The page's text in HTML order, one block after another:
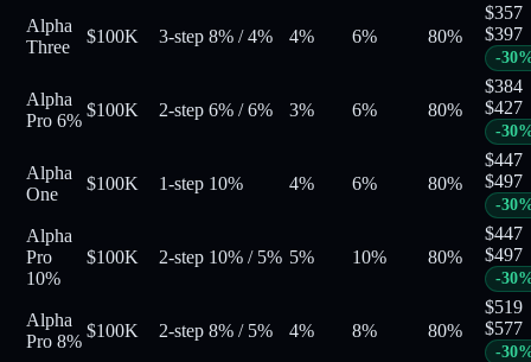
Alpha
Three
$100K 3-step 8% /4% 4% 6% 80%
$357
$397
-30
Alpha
Pro 6%
$100K 2-step 6% /6% 3% 6% 80%
$384
$427
-30
Alpha
One
$100K 1-step 10% 4% 6% 80%
$447
$497
-30
Alpha
Pro
10%
$100K 2-step 10% / 5% 5% 10% 80%
$447
$497
-30
Alpha
Pro 8%
$100K 2-step 8% / 5% 4% 8% 80%
$519
$577
-30